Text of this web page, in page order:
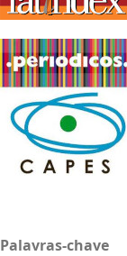
Palavras-chave